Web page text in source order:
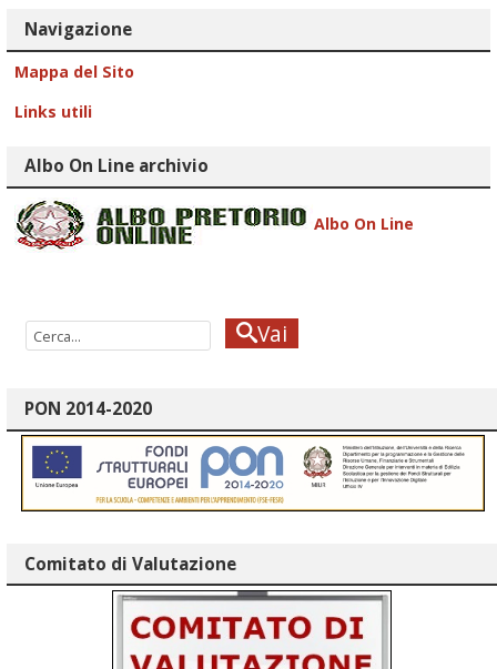
Navigazione
Mappa del Sito
Links utili
Albo On Line archivio
Albo On Line
Vai
PON 2014-2020
Comitato di Valutazione